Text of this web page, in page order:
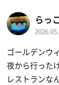
らっこ
ゴールデンウ
夜から行った
レストランな